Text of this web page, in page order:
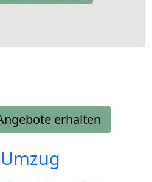
erhalten